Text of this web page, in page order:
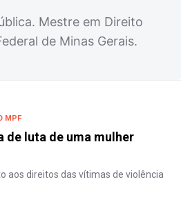
Mestre em Direito
de Minas Gerais.
MPF
de luta de uma mulher
aos direitos das vítimas de violência